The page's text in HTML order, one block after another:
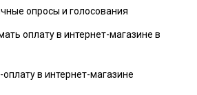
опросы и голосования
оплату в интернет-магазине в
в интернет-магазине